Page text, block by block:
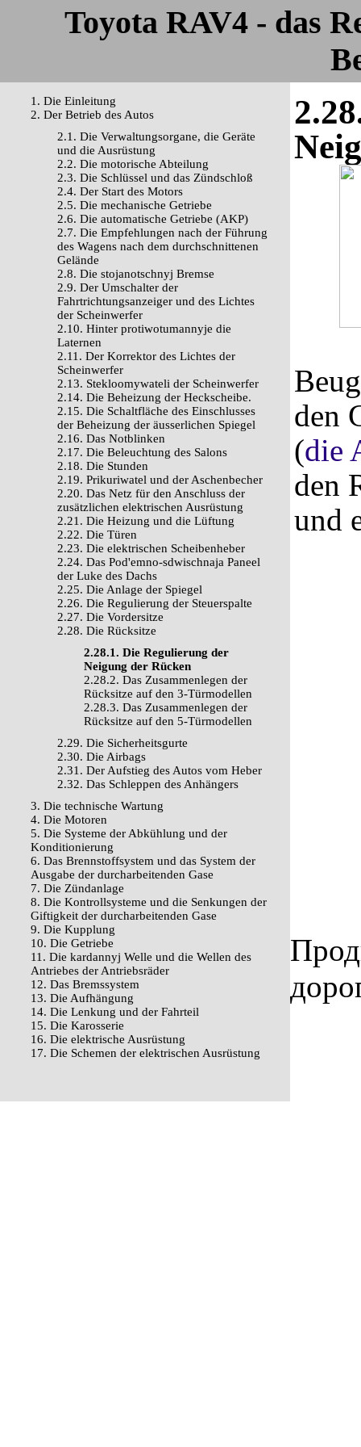
Toyota RAV4 - das
1. Die Einleitung
2. Der Betrieb des Autos
2.1. Die Verwaltungsorgane, die Geräte
und die Ausrüstung
2.2. Die motorische Abteilung
2.3. Die Schlüssel und das Zündschloß
2.4. Der Start des Motors
2.5. Die mechanische Getriebe
2.6. Die automatische Getriebe (AKP)
2.7. Die Empfehlungen nach der Führung
des Wagens nach dem durchschnittenen
Gelände
2.8. Die stojanotschnyj Bremse
2.9. Der Umschalter der
Fahrtrichtungsanzeiger und des Lichtes
der Scheinwerfer
2.10. Hinter protiwotumannyje die
Laternen
2.11. Der Korrektor des Lichtes der
Scheinwerfer
2.13. Stekloomywateli der Scheinwerfer
2.14. Die Beheizung der Heckscheibe.
2.15. Die Schaltfläche des Einschlusses
der Beheizung der äusserlichen Spiegel
2.16. Das Notblinken
2.17. Die Beleuchtung des Salons
2.18. Die Stunden
2.19. Prikuriwatel und der Aschenbecher
2.20. Das Netz für den Anschluss der
zusätzlichen elektrischen Ausrüstung
2.21. Die Heizung und die Lüftung
2.22. Die Türen
2.23. Die elektrischen Scheibenheber
2.24. Das Pod'emno-sdwischnaja Paneel
der Luke des Dachs
2.25. Die Anlage der Spiegel
2.26. Die Regulierung der Steuerspalte
2.27. Die Vordersitze
2.28. Die Rücksitze
2.28.1. Die Regulierung der
Neigung der Rücken
2.28.2. Das Zusammenlegen der
Rücksitze auf den 3-Türmodellen
2.28.3. Das Zusammenlegen der
Rücksitze auf den 5-Türmodellen
2.29. Die Sicherheitsgurte
2.30. Die Airbags
2.31. Der Aufstieg des Autos vom Heber
2.32. Das Schleppen des Anhängers
3. Die technische Wartung
4. Die Motoren
5. Die Systeme der Abkühlung und der
Konditionierung
6. Das Brennstoffsystem und das System der
Ausgabe der durcharbeitenden Gase
7. Die Zündanlage
8. Die Kontrollsysteme und die Senkungen der
Giftigkeit der durcharbeitenden Gase
9. Die Kupplung
10. Die Getriebe
11. Die kardannyj Welle und die Wellen des
Antriebes der Antriebsräder
12. Das Bremssystem
13. Die Aufhängung
14. Die Lenkung und der Fahrteil
15. Die Karosserie
16. Die elektrische Ausrüstung
17. Die Schemen der elektrischen Ausrüstung
den
(die
den
und